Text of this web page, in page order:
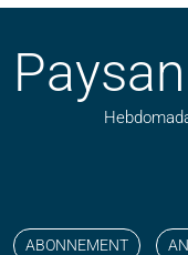
ABONNEMENT